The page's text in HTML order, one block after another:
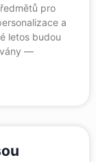
pro
a
letos budou
—